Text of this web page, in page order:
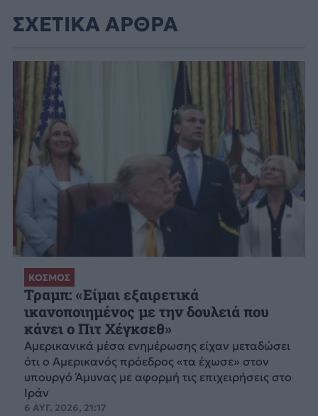
ΣΧΕΤΙΚΑ ΑΡΘΡΑ
ΚΟΣΜΟΣ
Τραμπ: «Είμαι εξαιρετικά
ικανοποιημένος με την δουλειά που
κάνει ο Πιτ Χέγκσεθ»
Αμερικανικά μέσα ενημέρωσης είχαν μεταδώσει
ότι ο Αμερικανός πρόεδρος «τα έχωσε» στον
υπουργό Άμυνας με αφορμή τις επιχειρήσεις στο
Ιράν
6 ΑΥΓ. 2026, 21:17